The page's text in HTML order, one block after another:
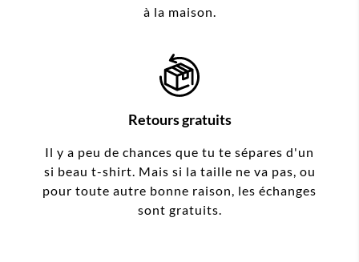
à la maison.
Retours gratuits
Il y a peu de chances que tu te sépares d'un
si beau t-shirt. Mais si la taille ne va pas, ou
pour toute autre bonne raison, les échanges
sont gratuits.